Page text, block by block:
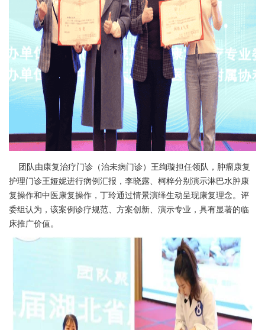
团队由康复治疗门诊（治未病门诊）王绚璇担任领队，肿瘤康复
护理门诊王娅妮进行病例汇报，李晓露、柯梓分别演示淋巴水肿康
复操作和中医康复操作，丁玲通过情景演绎生动呈现康复理念。评
委组认为，该案例诊疗规范、方案创新、演示专业，具有显著的临
床推广价值。